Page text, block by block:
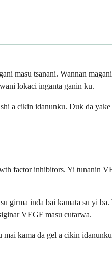
masu tsanani. Wannan
lokaci inganta ganin ku.
a cikin idanunku. Duk da
factor inhibitors. Yi tunanin
inda bai kamata su yi
VEGF masu cutarwa.
kama da gel a cikin